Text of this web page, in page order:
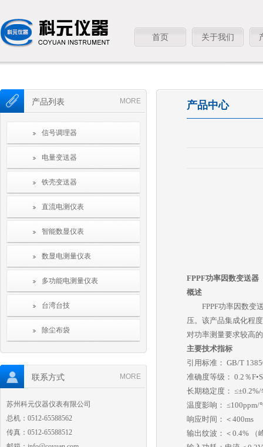
首页 关于我们
MORE
产品列表
信号调理器
电量变送器
铁壳变送器
直流电测仪表
智能数显仪表
数显电测量仪表
多功能电测量仪表
台湾台技
除尘布袋
MORE
联系方式
苏州科元仪器仪表有限公司
总机：0512-65588562
传真：0512-65588512
产品中心
FPPF功率因数变送器
概述
FPPF功率因数变送
压。该产品集成化程
对功率测量要求较高
主要技术指标
引用标准： GB/T
准确度等级： 0.2％F•S
长期稳定度：
温度影响：
响应时间：＜400ms
输出纹波：＜0.4% （